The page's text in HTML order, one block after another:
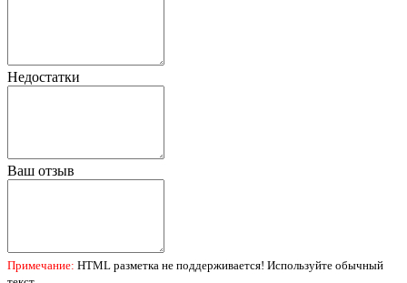
Недостатки
Ваш отзыв
Примечание: HTML разметка не поддерживается! Используйте обычный